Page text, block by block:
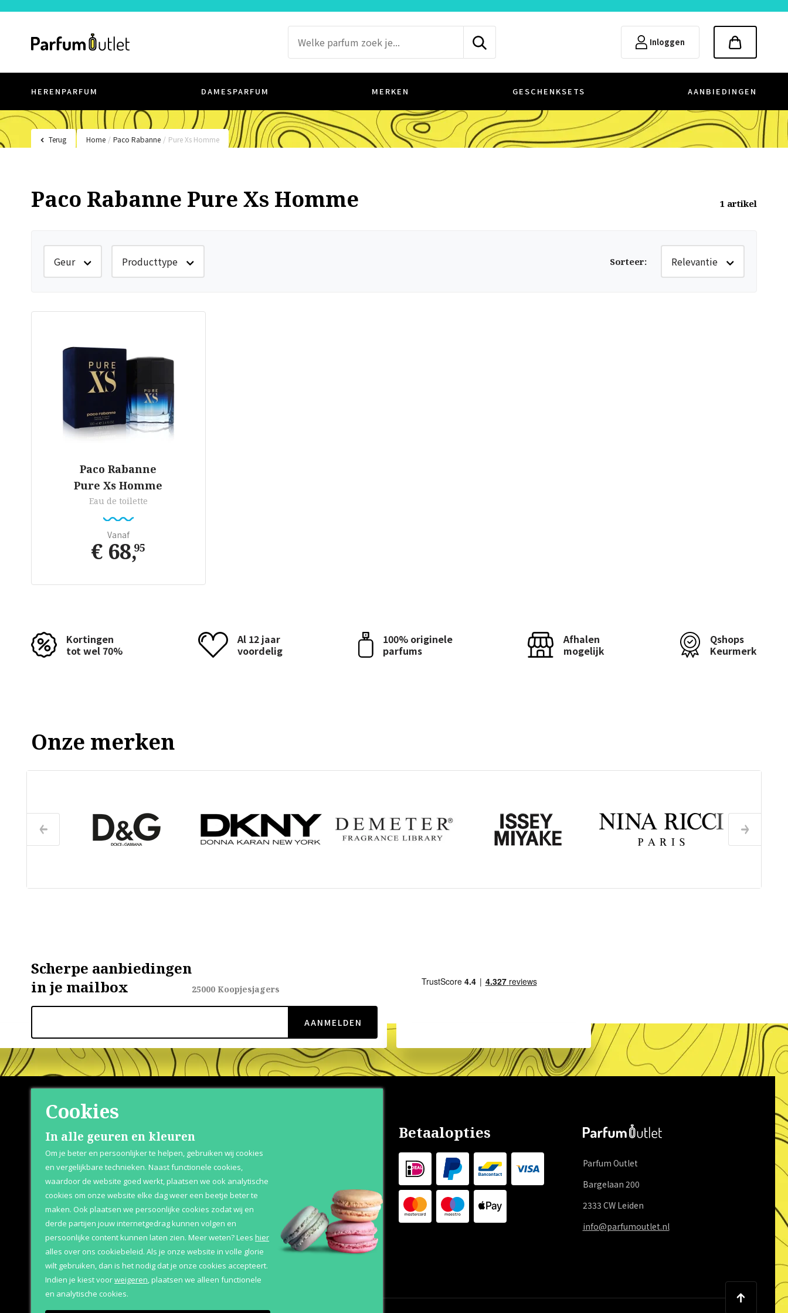
Inloggen
HERENPARFUM DAMESPARFUM MERKEN GESCHENKSETS AANBIEDINGEN
Terug Home / Paco Rabanne / Pure Xs Homme
Paco Rabanne Pure Xs Homme 1 artikel
Geur Producttype Sorteer: Relevantie
Paco Rabanne
Pure Xs Homme
Eau de toilette
Vanaf
€ 68,95
Kortingen
tot wel 70%
Al 12 jaar
voordelig
100% originele
parfums
Afhalen
mogelijk
Qshops
Keurmerk
Onze merken
Scherpe aanbiedingen
in je mailbox
25000 Koopjesjagers
AANMELDEN
Shop
Herenparfum
Damesparfum
Merken
Geschenksets
Aanbiedingen
Retourneren
Bezorging & Levertijd
Over Parfum Outlet
Betaalopties
Betaalopties
Parfum Outlet
Bargelaan 200
2333 CW Leiden
info@parfumoutlet.nl
Cookies
In alle geuren en kleuren
Om je beter en persoonlijker te helpen, gebruiken wij cookies
en vergelijkbare technieken. Naast functionele cookies,
waardoor de website goed werkt, plaatsen we ook analytische
cookies om onze website elke dag weer een beetje beter te
maken. Ook plaatsen we persoonlijke cookies zodat wij en
derde partijen jouw internetgedrag kunnen volgen en
persoonlijke content kunnen laten zien. Meer weten?Lees hier
alles over ons cookiebeleid. Als je onze website in volle glorie
wilt gebruiken, dan is het nodig dat je onze cookies accepteert.
Indien je kiest voorweigeren,plaatsen we alleen functionele
en analytische cookies.